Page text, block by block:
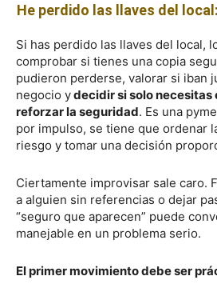
He perdido las llaves del
Si has perdido las llaves del local,
comprobar si tienes una copia
pudieron perderse, valorar si iban
negocio ydecidir si solo necesitas
reforzar la seguridad. Es una
por impulso, se tiene que ordenar
riesgo y tomar una decisión
Ciertamente improvisar sale caro.
a alguien sin referencias o dejar
“seguro que aparecen” puede
manejable en un problema serio.
El primer movimiento debe ser